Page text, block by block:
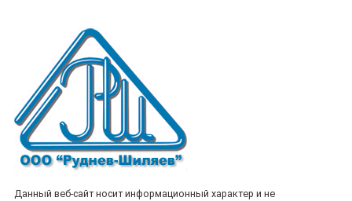
Данный веб-сайт носит информационный характер и не